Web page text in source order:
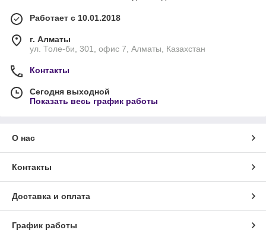
Компания ИП "Цой" специализируется на
проектировании и изготовлении входных групп.
Благодаря многолетнему опыту работы в этой
профессиональным специалистам мы смогли
Работает с 10.01.2018
г. Алматы
ул. Толе-би, 301, офис 7, Алматы, Казахстан
Контакты
Сегодня выходной
Показать весь график работы
О нас
Контакты
Доставка и оплата
График работы